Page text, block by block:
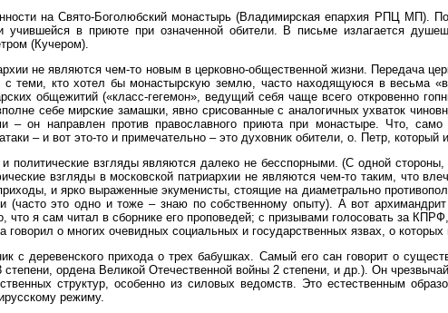
на Свято-Боголюбский монастырь (Владимирская епархия РПЦ
в приюте при означенной обители. В письме излагается
(Кучером).
не являются чем-то новым в церковно-общественной жизни. Передача
теми, кто хотел бы монастырскую землю, часто находящуюся в весьма
общежитий («класс-гегемон», ведущий себя чаще всего откровенно
себе мирские замашки, явно срисованные с аналогичных ухваток
– он направлен против православного приюта при монастыре. Что,
– и вот это-то и примечательно – это духовник обители, о. Петр, который
политические взгляды являются далеко не бесспорными. (С одной
взгляды в московской патриархии не являются чем-то таким, что
и ярко выраженные экуменисты, стоящие на диаметрально
(часто это одно и тоже – знаю по собственному опыту). А вот
что я сам читал в сборнике его проповедей; с призывами голосовать за
о многих очевидных социальных и государственных язвах, о
деревенского прихода о трех бабушках. Самый его сан говорит о
ордена Великой Отечественной войны 2 степени, и др.). Он
структур, особенно из силовых ведомств. Это естественным
режиму.